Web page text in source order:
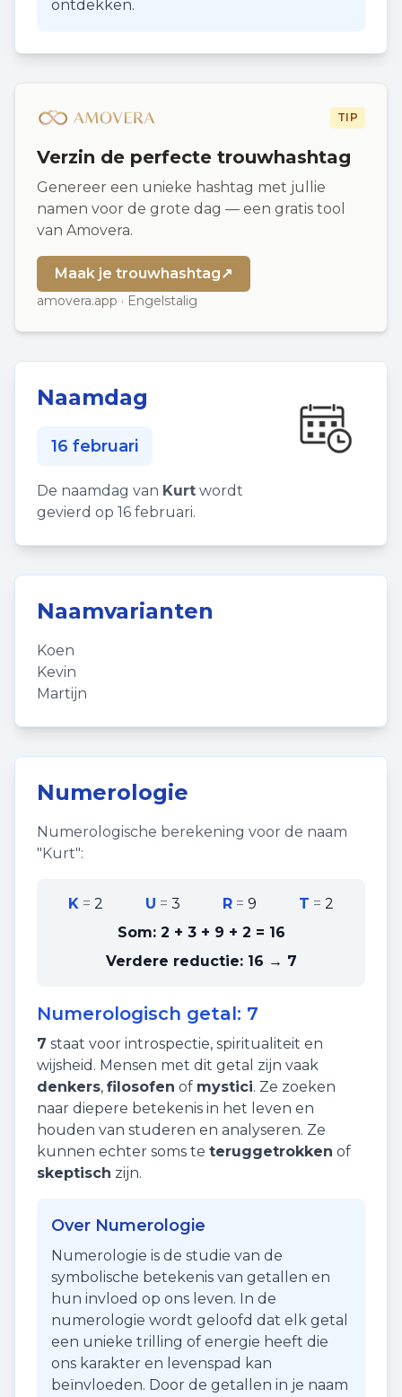
ontdekken.
TIP
Verzin de perfecte trouwhashtag
Genereer een unieke hashtag met jullie
namen voor de grote dag — een gratis tool
van Amovera.
Maak je trouwhashtag↗
amovera.app · Engelstalig
Naamdag
16 februari
De naamdag van Kurt wordt
gevierd op 16 februari.
Naamvarianten
Koen
Kevin
Martijn
Numerologie
Numerologische berekening voor de naam
"Kurt":
K =2 U = 3 R= 9 T = 2
Som: 2 + 3 + 9 + 2 = 16
Verdere reductie: 16 → 7
Numerologisch getal: 7
7 staat voor introspectie, spiritualiteit en
wijsheid . Mensen met dit getal zijn vaak
denkers, filosofen of mystici. Ze zoeken
naar diepere betekenis in het leven en
houden van studeren en analyseren. Ze
kunnen echter soms te teruggetrokken of
skeptisch zijn.
Over Numerologie
Numerologie is de studie van de
symbolische betekenis van getallen en
hun invloed op ons leven. In de
numerologie wordt geloofd dat elk getal
een unieke trilling of energie heeft die
ons karakter en levenspad kan
beïnvloeden. Door de getallen in je naam